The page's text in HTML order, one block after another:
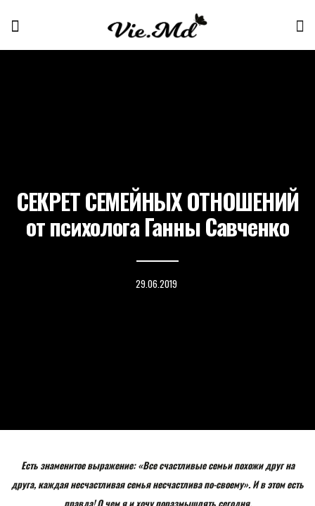
СЕКРЕТ СЕМЕЙНЫХ ОТНОШЕНИЙ
от психолога Ганны Савченко
29.06.2019
Есть знаменитое выражение: «Все счастливые семьи похожи друг на
друга, каждая несчастливая семья несчастлива по-своему». И в этом есть
правда! О чем я и хочу поразмышлять сегодня.